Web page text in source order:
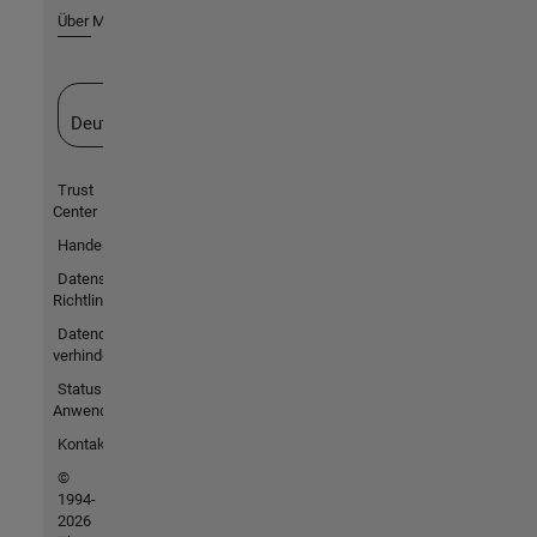
Über MathWorks
Deutschland
Trust
Center
Handelsmarken
Datenschutz-
Richtlinien
Datendiebstahl
verhindern
Status von
Anwendungen
Kontakt
©
1994-
2026